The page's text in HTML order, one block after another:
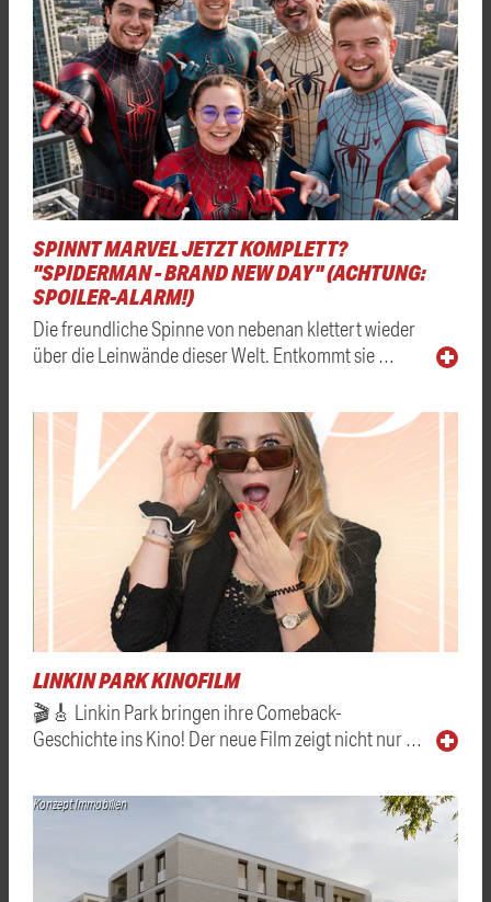
SPINNT MARVEL JETZT KOMPLETT?
"SPIDERMAN - BRAND NEW DAY" (ACHTUNG:
SPOILER-ALARM!)
Die freundliche Spinne von nebenan klettert wieder
über die Leinwände dieser Welt. Entkommt sie …
LINKIN PARK KINOFILM
🎬🎸 Linkin Park bringen ihre Comeback-
Geschichte ins Kino! Der neue Film zeigt nicht nur …
Konzept Immobilien